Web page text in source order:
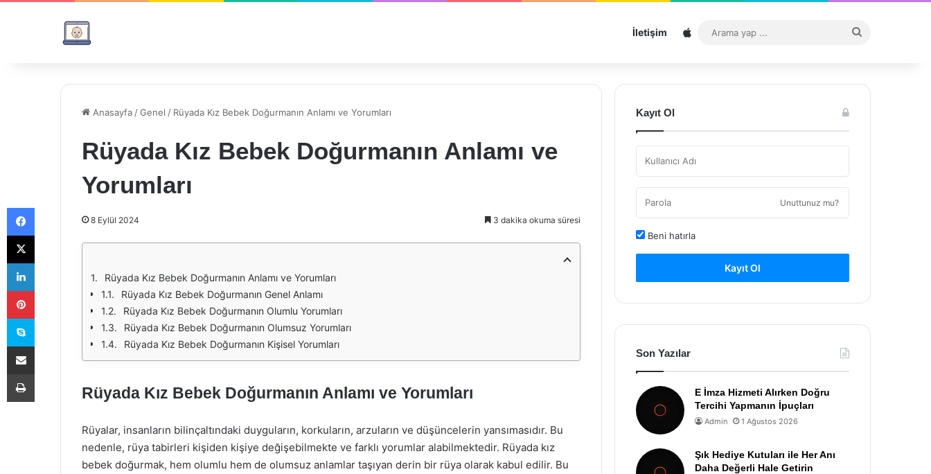
İletişim Sitemap
...
Anasayfa /Genel / Rüyada Kız Bebek Doğurmanın Anlamı ve Yorumları
Rüyada Kız Bebek Doğurmanın Anlamı ve
Yorumları
8 Eylül 2024 3 dakika okuma süresi
Rüyada Kız Bebek Doğurmanın Anlamı ve Yorumları
Rüyada Kız Bebek Doğurmanın Genel Anlamı
Rüyada Kız Bebek Doğurmanın Olumlu Yorumları
Rüyada Kız Bebek Doğurmanın Olumsuz Yorumları
Rüyada Kız Bebek Doğurmanın Kişisel Yorumları
Rüyada Kız Bebek Doğurmanın Anlamı ve Yorumları
Rüyalar, insanların bilinçaltındaki duyguların, korkuların, arzuların ve düşüncelerin yansımasıdır. Bu
nedenle, rüya tabirleri kişiden kişiye değişebilmekte ve farklı yorumlar alabilmektedir. Rüyada kız
bebek doğurmak, hem olumlu hem de olumsuz anlamlar taşıyan derin bir rüya olarak kabul edilir. Bu
Kayıt Ol
Unuttunuz mu?
Beni hatırla
Kayıt Ol
Son Yazılar
E İmza Hizmeti Alırken Doğru
Tercihi Yapmanın İpuçları
Admin 1 Ağustos 2026
Şık Hediye Kutuları ile Her Anı
Daha Değerli Hale Getirin
Facebook
X
LinkedIn
Pinterest
Skype
E-Posta ile paylaş